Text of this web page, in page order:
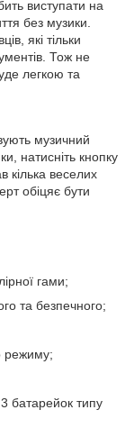
виступати на
без музики.
які тільки
Тож не
легкою та
музичний
натисніть кнопку
кілька веселих
обіцяє бути
гами;
та безпечного;
режиму;
батарейок типу